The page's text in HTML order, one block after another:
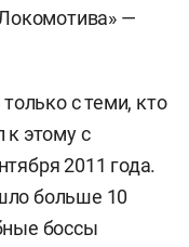
—
с теми, кто
к этому с
2011 года.
больше 10
боссы